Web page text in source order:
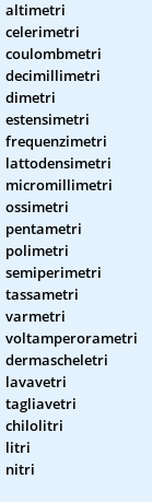
altimetri
celerimetri
coulombmetri
decimillimetri
dimetri
estensimetri
frequenzimetri
lattodensimetri
micromillimetri
ossimetri
pentametri
polimetri
semiperimetri
tassametri
varmetri
voltamperorametri
dermascheletri
lavavetri
tagliavetri
chilolitri
litri
nitri